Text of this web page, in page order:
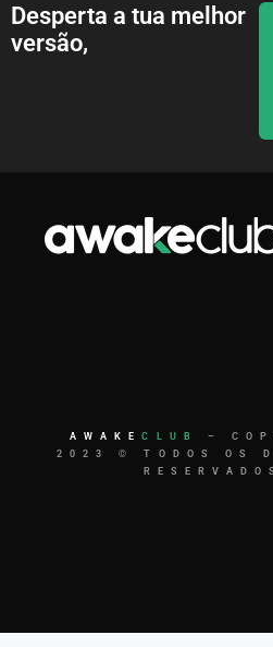
Desperta a tua melhor
versão,
AWAKECLUB
–
2023 © TODOS OS